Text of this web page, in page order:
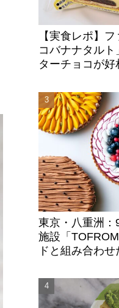
【実食レポ】
コバナナタル
ターチョコが好
東京・八重洲：
施設「
ドと組み合わ